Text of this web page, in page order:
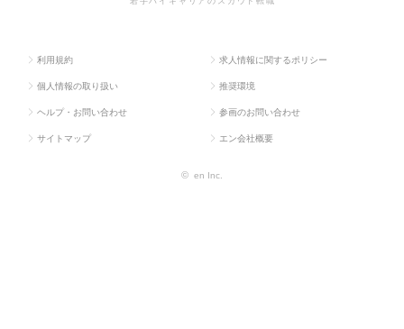
利用規約 求人情報に関するポリシー
個人情報の取り扱い 推奨環境
ヘルプ・お問い合わせ 参画のお問い合わせ
サイトマップ エン会社概要
© en Inc.